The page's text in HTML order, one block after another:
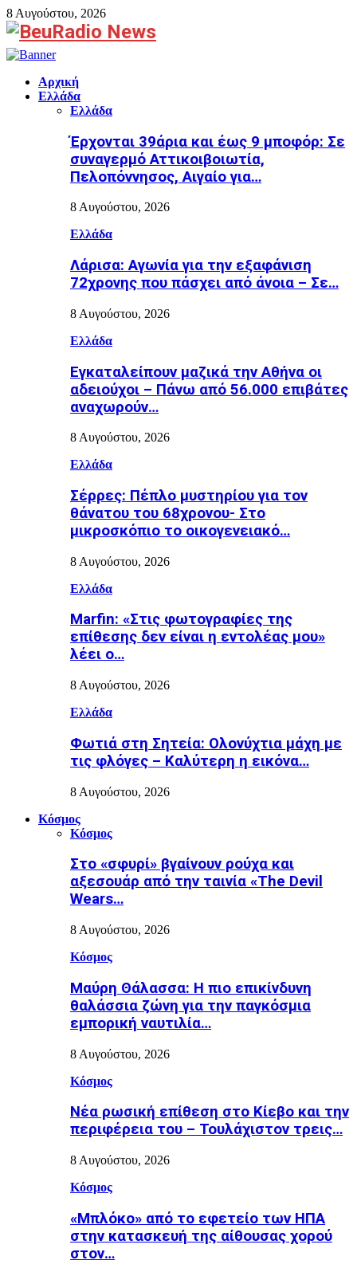
8 Αυγούστου, 2026
Facebook
Αρχική
Ελλάδα
Ελλάδα
Έρχονται 39άρια και έως 9 μποφόρ: Σε
συναγερμό Αττικοιβοιωτία,
Πελοπόννησος, Αιγαίο για…
8 Αυγούστου, 2026
Ελλάδα
Λάρισα: Αγωνία για την εξαφάνιση
72χρονης που πάσχει από άνοια – Σε…
8 Αυγούστου, 2026
Ελλάδα
Εγκαταλείπουν μαζικά την Αθήνα οι
αδειούχοι – Πάνω από 56.000 επιβάτες
αναχωρούν…
8 Αυγούστου, 2026
Ελλάδα
Σέρρες: Πέπλο μυστηρίου για τον
θάνατου του 68χρονου- Στο
μικροσκόπιο το οικογενειακό…
8 Αυγούστου, 2026
Ελλάδα
Marfin: «Στις φωτογραφίες της
επίθεσης δεν είναι η εντολέας μου»
λέει ο…
8 Αυγούστου, 2026
Ελλάδα
Φωτιά στη Σητεία: Ολονύχτια μάχη με
τις φλόγες – Καλύτερη η εικόνα…
8 Αυγούστου, 2026
Κόσμος
Κόσμος
Στο «σφυρί» βγαίνουν ρούχα και
αξεσουάρ από την ταινία «The Devil
Wears…
8 Αυγούστου, 2026
Κόσμος
Μαύρη Θάλασσα: Η πιο επικίνδυνη
θαλάσσια ζώνη για την παγκόσμια
εμπορική ναυτιλία…
8 Αυγούστου, 2026
Κόσμος
Nέα ρωσική επίθεση στο Κίεβο και την
περιφέρεια του – Τουλάχιστον τρεις…
8 Αυγούστου, 2026
Κόσμος
«Μπλόκο» από το εφετείο των ΗΠΑ
στην κατασκευή της αίθουσας χορού
στον…